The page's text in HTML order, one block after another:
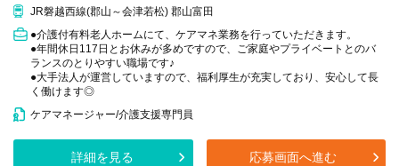
JR磐越西線(郡山～会津若松) 郡山富田
●介護付有料老人ホームにて、ケアマネ業務を行っていただきます。
●年間休日117日とお休みが多めですので、ご家庭やプライベートとのバ
ランスのとりやすい職場です♪
●大手法人が運営していますので、福利厚生が充実しており、安心して長
く働けます◎
ケアマネージャー/介護支援専門員
詳細を見る 応募画面へ進む